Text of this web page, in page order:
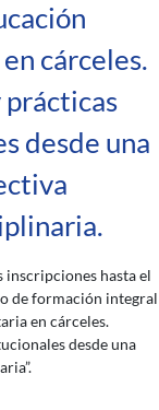
cárceles.
prácticas
desde una
inscripciones hasta el
de formación integral
en cárceles.
desde una